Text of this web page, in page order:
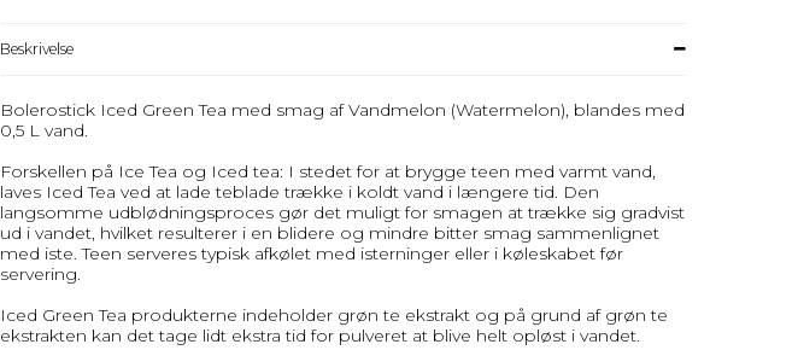
Beskrivelse
Bolerostick Iced Green Tea med smag af Vandmelon (Watermelon), blandes med
0,5 L vand.
Forskellen på Ice Tea og Iced tea: I stedet for at brygge teen med varmt vand,
laves Iced Tea ved at lade teblade trække i koldt vand i længere tid. Den
langsomme udblødningsproces gør det muligt for smagen at trække sig gradvist
ud i vandet, hvilket resulterer i en blidere og mindre bitter smag sammenlignet
med iste. Teen serveres typisk afkølet med isterninger eller i køleskabet før
servering.
Iced Green Tea produkterne indeholder grøn te ekstrakt og på grund af grøn te
ekstrakten kan det tage lidt ekstra tid for pulveret at blive helt opløst i vandet.